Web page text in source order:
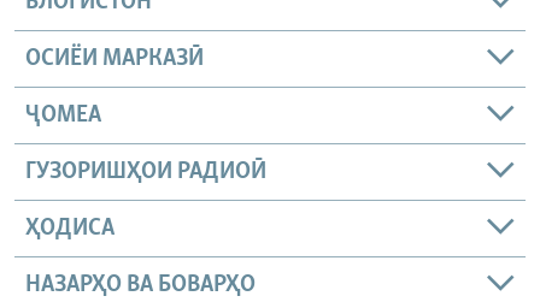
ОСИЁИ МАРКАЗӢ
ҶОМEА
ГУЗОРИШҲОИ РАДИОӢ
ҲОДИСА
НАЗАРҲО ВА БОВАРҲО